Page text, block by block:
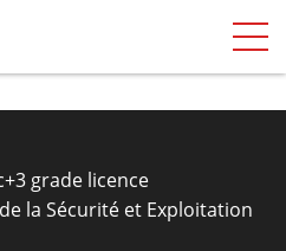
grade licence
de la Sécurité et Exploitation